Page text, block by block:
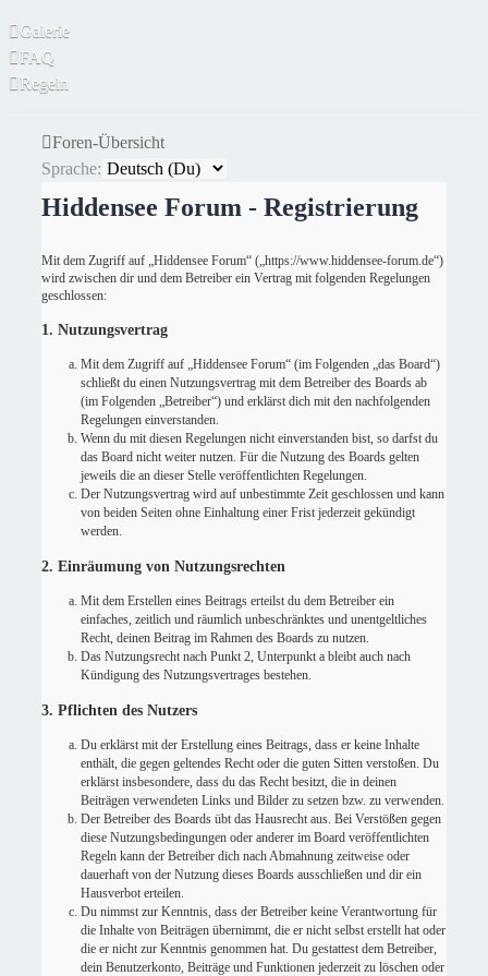
Galerie
FAQ
Regeln
Foren-Übersicht
Sprache:
Hiddensee Forum - Registrierung
Mit dem Zugriff auf „Hiddensee Forum“ („https://www.hiddensee-forum.de“)
wird zwischen dir und dem Betreiber ein Vertrag mit folgenden Regelungen
geschlossen:
1. Nutzungsvertrag
Mit dem Zugriff auf „Hiddensee Forum“ (im Folgenden „das Board“)
schließt du einen Nutzungsvertrag mit dem Betreiber des Boards ab
(im Folgenden „Betreiber“) und erklärst dich mit den nachfolgenden
Regelungen einverstanden.
Wenn du mit diesen Regelungen nicht einverstanden bist, so darfst du
das Board nicht weiter nutzen. Für die Nutzung des Boards gelten
jeweils die an dieser Stelle veröffentlichten Regelungen.
Der Nutzungsvertrag wird auf unbestimmte Zeit geschlossen und kann
von beiden Seiten ohne Einhaltung einer Frist jederzeit gekündigt
werden.
2. Einräumung von Nutzungsrechten
Mit dem Erstellen eines Beitrags erteilst du dem Betreiber ein
einfaches, zeitlich und räumlich unbeschränktes und unentgeltliches
Recht, deinen Beitrag im Rahmen des Boards zu nutzen.
Das Nutzungsrecht nach Punkt 2, Unterpunkt a bleibt auch nach
Kündigung des Nutzungsvertrages bestehen.
3. Pflichten des Nutzers
Du erklärst mit der Erstellung eines Beitrags, dass er keine Inhalte
enthält, die gegen geltendes Recht oder die guten Sitten verstoßen. Du
erklärst insbesondere, dass du das Recht besitzt, die in deinen
Beiträgen verwendeten Links und Bilder zu setzen bzw. zu verwenden.
Der Betreiber des Boards übt das Hausrecht aus. Bei Verstößen gegen
diese Nutzungsbedingungen oder anderer im Board veröffentlichten
Regeln kann der Betreiber dich nach Abmahnung zeitweise oder
dauerhaft von der Nutzung dieses Boards ausschließen und dir ein
Hausverbot erteilen.
Du nimmst zur Kenntnis, dass der Betreiber keine Verantwortung für
die Inhalte von Beiträgen übernimmt, die er nicht selbst erstellt hat oder
die er nicht zur Kenntnis genommen hat. Du gestattest dem Betreiber,
dein Benutzerkonto, Beiträge und Funktionen jederzeit zu löschen oder